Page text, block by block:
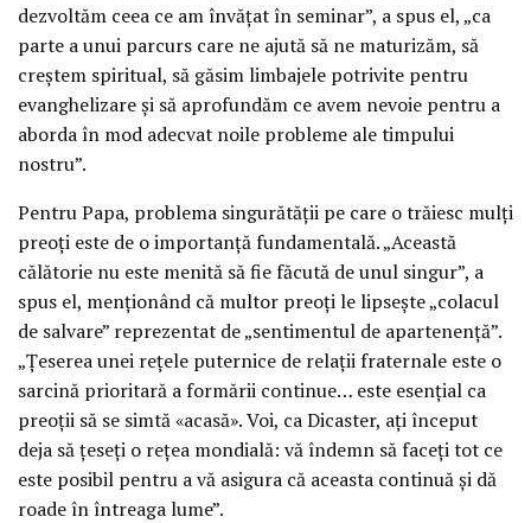
dezvoltăm ceea ce am învățat în seminar”, a spus el, „ca
parte a unui parcurs care ne ajută să ne maturizăm, să
creștem spiritual, să găsim limbajele potrivite pentru
evanghelizare și să aprofundăm ce avem nevoie pentru a
aborda în mod adecvat noile probleme ale timpului
nostru”.
Pentru Papa, problema singurătății pe care o trăiesc mulți
preoți este de o importanță fundamentală. „Această
călătorie nu este menită să fie făcută de unul singur”, a
spus el, menționând că multor preoți le lipsește „colacul
de salvare” reprezentat de „sentimentul de apartenență”.
„Țeserea unei rețele puternice de relații fraternale este o
sarcină prioritară a formării continue… este esențial ca
preoții să se simtă «acasă». Voi, ca Dicaster, ați început
deja să țeseți o rețea mondială: vă îndemn să faceți tot ce
este posibil pentru a vă asigura că aceasta continuă și dă
roade în întreaga lume”.